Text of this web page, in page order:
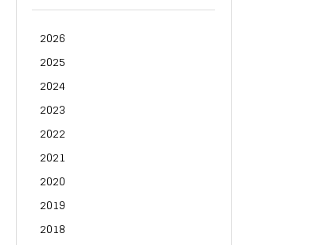
2026
2025
2024
2023
2022
2021
2020
2019
2018